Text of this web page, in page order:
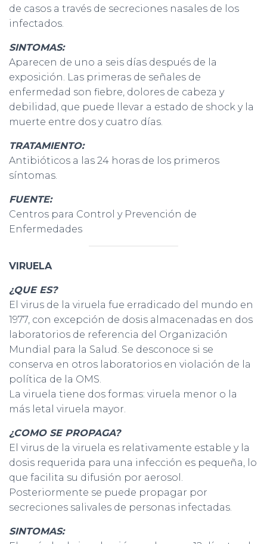
de casos a través de secreciones nasales de los
infectados.
SINTOMAS:
Aparecen de uno a seis días después de la
exposición. Las primeras de señales de
enfermedad son fiebre, dolores de cabeza y
debilidad, que puede llevar a estado de shock y la
muerte entre dos y cuatro días.
TRATAMIENTO:
Antibióticos a las 24 horas de los primeros
síntomas.
FUENTE:
Centros para Control y Prevención de
Enfermedades
VIRUELA
¿QUE ES?
El virus de la viruela fue erradicado del mundo en
1977, con excepción de dosis almacenadas en dos
laboratorios de referencia del Organización
Mundial para la Salud. Se desconoce si se
conserva en otros laboratorios en violación de la
política de la OMS.
La viruela tiene dos formas: viruela menor o la
más letal viruela mayor.
¿COMO SE PROPAGA?
El virus de la viruela es relativamente estable y la
dosis requerida para una infección es pequeña, lo
que facilita su difusión por aerosol.
Posteriormente se puede propagar por
secreciones salivales de personas infectadas.
SINTOMAS: